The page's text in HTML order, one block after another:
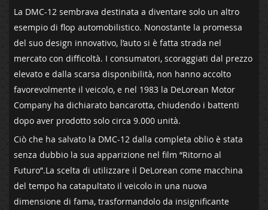
La DMC-12 sembrava ⁢destinata a diventare solo ‌un altro
esempio‍ di‍ flop automobilistico. Nonostante ⁤la‌ promessa
del suo design innovativo, ⁣l’auto si è ⁣fatta strada nel
mercato‍ con difficoltà. I consumatori, scoraggiati dal prezzo
elevato e ‍dalla⁢ scarsa disponibilità, non hanno accolto
favorevolmente il ‍veicolo, e nel ‌1983‍ la DeLorean Motor
Company ha dichiarato bancarotta, chiudendo⁢ i battenti ​
dopo aver prodotto solo circa 9.000 unità.
Ciò che ha ‌salvato la ​DMC-12 dalla completa oblio è stata
senza dubbio la sua⁤ apparizione nel film “Ritorno al‌
Futuro”.La scelta di utilizzare il DeLorean⁤ come macchina
del tempo⁣ ha catapultato il⁤ veicolo in ‌una​ nuova
dimensione ⁣di⁢ fama, trasformandolo da insignificante